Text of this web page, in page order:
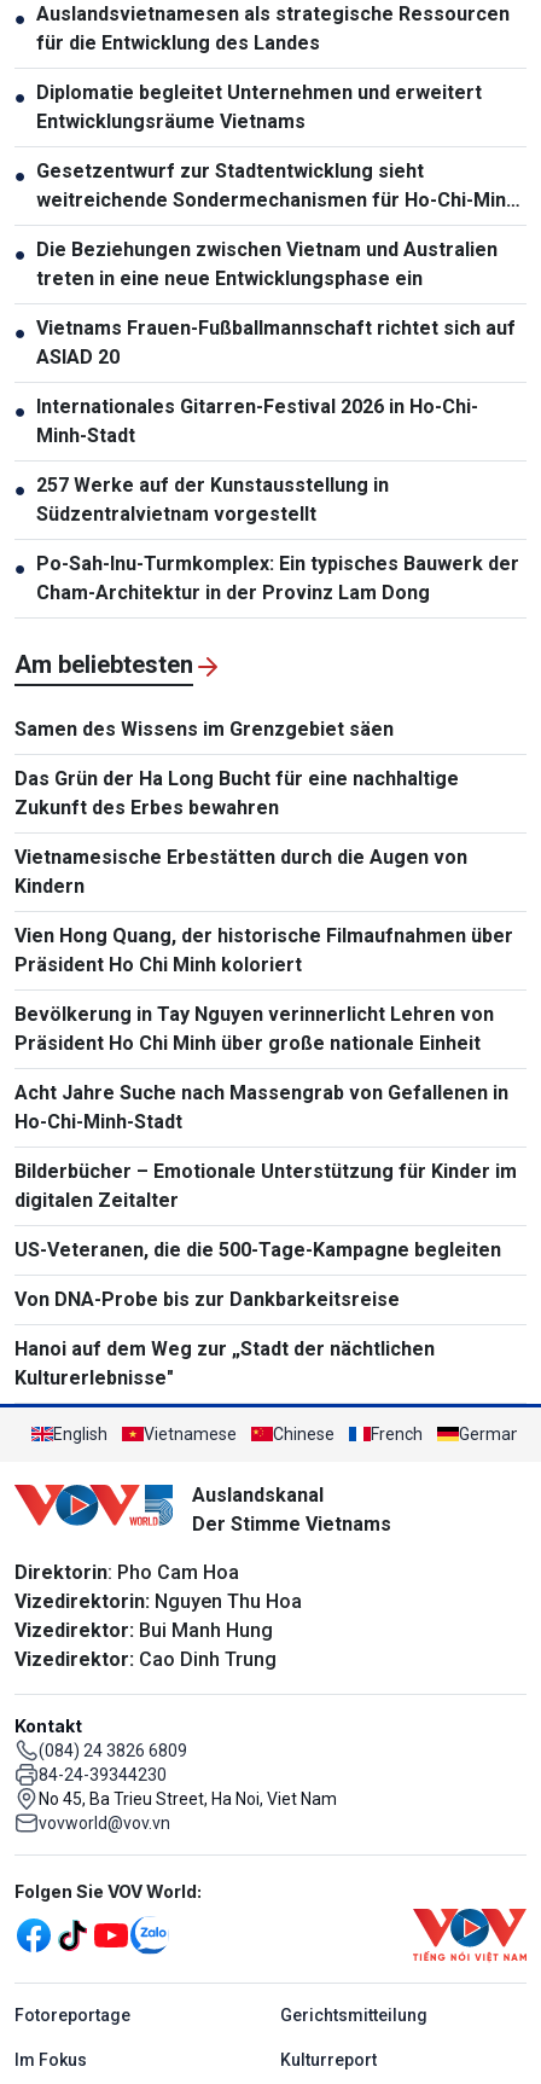
● Auslandsvietnamesen als strategische Ressourcen
für die Entwicklung des Landes
● Diplomatie begleitet Unternehmen und erweitert
Entwicklungsräume Vietnams
● Gesetzentwurf zur Stadtentwicklung sieht
weitreichende Sondermechanismen für Ho-Chi-Minh-
Stadt vor
● Die Beziehungen zwischen Vietnam und Australien
treten in eine neue Entwicklungsphase ein
● Vietnams Frauen-Fußballmannschaft richtet sich auf
ASIAD 20
● Internationales Gitarren-Festival 2026 in Ho-Chi-
Minh-Stadt
● 257 Werke auf der Kunstausstellung in
Südzentralvietnam vorgestellt
● Po-Sah-Inu-Turmkomplex: Ein typisches Bauwerk der
Cham-Architektur in der Provinz Lam Dong
Am beliebtesten
Samen des Wissens im Grenzgebiet säen
Das Grün der Ha Long Bucht für eine nachhaltige
Zukunft des Erbes bewahren
Vietnamesische Erbestätten durch die Augen von
Kindern
Vien Hong Quang, der historische Filmaufnahmen über
Präsident Ho Chi Minh koloriert
Bevölkerung in Tay Nguyen verinnerlicht Lehren von
Präsident Ho Chi Minh über große nationale Einheit
Acht Jahre Suche nach Massengrab von Gefallenen in
Ho-Chi-Minh-Stadt
Bilderbücher – Emotionale Unterstützung für Kinder im
digitalen Zeitalter
US-Veteranen, die die 500-Tage-Kampagne begleiten
Von DNA-Probe bis zur Dankbarkeitsreise
Hanoi auf dem Weg zur „Stadt der nächtlichen
Kulturerlebnisse"
English Vietnamese Chinese French German
Auslandskanal
Der Stimme Vietnams
Direktorin: Pho Cam Hoa
Vizedirektorin: Nguyen Thu Hoa
Vizedirektor: Bui Manh Hung
Vizedirektor: Cao Dinh Trung
Kontakt
(084) 24 3826 6809
84-24-39344230
No 45, Ba Trieu Street, Ha Noi, Viet Nam
vovworld@vov.vn
Mạng xã hội
Folgen Sie VOV World:
menu footer tiếng Đức
Fotoreportage Gerichtsmitteilung
Im Fokus Kulturreport